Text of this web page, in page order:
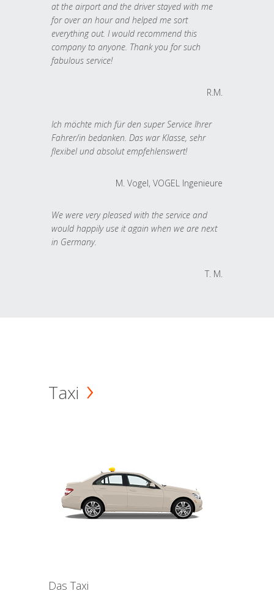
at the airport and the driver stayed with me
for over an hour and helped me sort
everything out. I would recommend this
company to anyone. Thank you for such
fabulous service!
R.M.
Ich möchte mich für den super Service Ihrer
Fahrer/in bedanken. Das war Klasse, sehr
flexibel und absolut empfehlenswert!
M. Vogel, VOGEL Ingenieure
We were very pleased with the service and
would happily use it again when we are next
in Germany.
T. M.
Taxi
Das Taxi